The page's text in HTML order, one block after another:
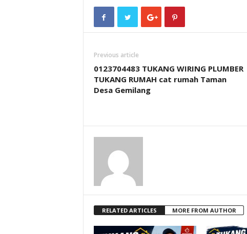
Previous article
0123704483 TUKANG WIRING PLUMBER
TUKANG RUMAH cat rumah Taman
Desa Gemilang
RELATED ARTICLES MORE FROM AUTHOR